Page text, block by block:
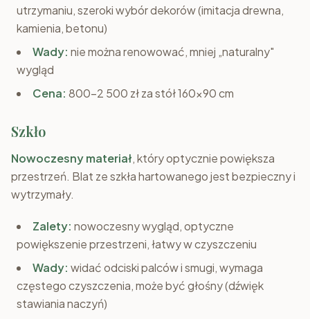
utrzymaniu, szeroki wybór dekorów (imitacja drewna,
kamienia, betonu)
Wady: nie można renowować, mniej „naturalny"
wygląd
Cena: 800–2 500 zł za stół 160x90 cm
Szkło
Nowoczesny materiał, który optycznie powiększa
przestrzeń. Blat ze szkła hartowanego jest bezpieczny i
wytrzymały.
Zalety: nowoczesny wygląd, optyczne
powiększenie przestrzeni, łatwy w czyszczeniu
Wady: widać odciski palców i smugi, wymaga
częstego czyszczenia, może być głośny (dźwięk
stawiania naczyń)